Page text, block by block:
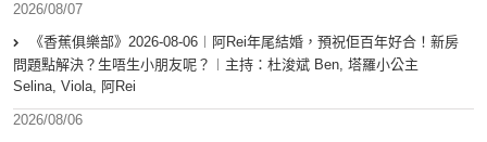
2026/08/07
《香蕉俱樂部》2026-08-06︱阿Rei年尾結婚，預祝佢百年好合！新房
問題點解決？生唔生小朋友呢？︱主持：杜浚斌 Ben, 塔羅小公主
Selina, Viola, 阿Rei
2026/08/06